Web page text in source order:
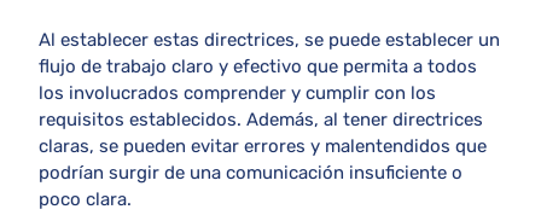
Al establecer estas directrices, se puede establecer un
flujo de trabajo claro y efectivo que permita a todos
los involucrados comprender y cumplir con los
requisitos establecidos. Además, al tener directrices
claras, se pueden evitar errores y malentendidos que
podrían surgir de una comunicación insuficiente o
poco clara.